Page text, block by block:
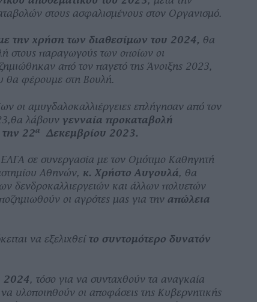
στους ασφαλισμένους στον Οργανισμό.
την χρήση των διαθεσίμων του 2024, θα
στους παραγωγούς των οποίων οι
από τον παγετό της Άνοιξης 2023,
θα φέρουμε στη Βουλή.
οι αμυγδαλοκαλλιέργειες επλήγησαν από τον
λάβουν γενναία προκαταβολή
22α Δεκεμβρίου 2023.
σε συνεργασία με τον Ομότιμο Καθηγητή
Αθηνών, κ. Χρήστο Αυγουλά, θα
δενδροκαλλιεργειών και άλλων πολυετών
οι αγρότες μας για την απώλεια
να εξελιχθεί το συντομότερο δυνατόν
2024, τόσο για να συνταχθούν τα αναγκαία
υλοποιηθούν οι αποφάσεις της Κυβερνητικής